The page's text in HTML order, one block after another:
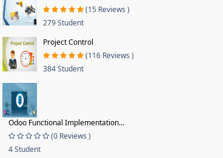
(15 Reviews )
279 Student
Project Control
(116 Reviews )
384 Student
Odoo Functional Implementation...
(0 Reviews )
4 Student